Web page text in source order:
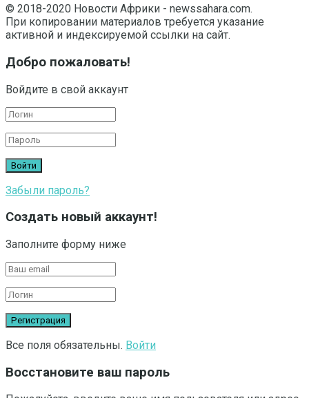
© 2018-2020 Новости Африки - newssahara.com.
При копировании материалов требуется указание
активной и индексируемой ссылки на сайт.
Добро пожаловать!
Войдите в свой аккаунт
Забыли пароль?
Создать новый аккаунт!
Заполните форму ниже
Все поля обязательны. Войти
Восстановите ваш пароль